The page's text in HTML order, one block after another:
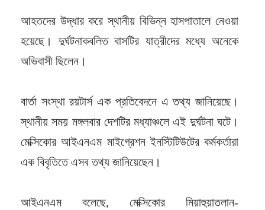
আহতদের উদ্ধার করে স্থানীয় বিভিন্ন হাসপাতালে নেওয়া
হয়েছে। দুর্ঘটনাকবলিত বাসটির যাত্রীদের মধ্যে অনেকে
অভিবাসী ছিলেন।
বার্তা সংস্থা রয়টার্স এক প্রতিবেদনে এ তথ্য জানিয়েছে।
স্থানীয় সময় মঙ্গলবার দেশটির মধ্যাঞ্চলে এই দুর্ঘটনা ঘটে।
মেক্সিকোর আইএনএম মাইগ্রেশন ইনস্টিটিউটের কর্মকর্তারা
এক বিবৃতিতে এসব তথ্য জানিয়েছেন।
আইএনএম বলেছে, মেক্সিকোর মিয়াহুয়াতলান-